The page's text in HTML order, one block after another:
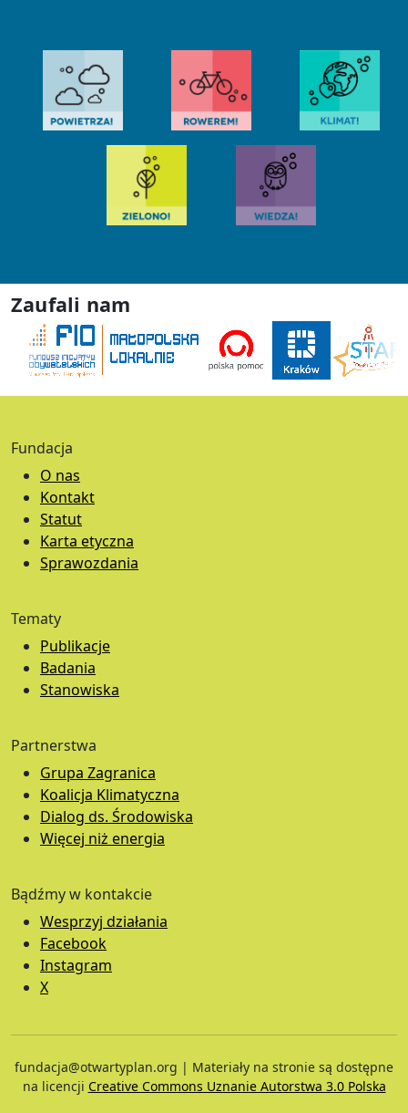
Zaufali nam
Fundacja
O nas
Kontakt
Statut
Karta etyczna
Sprawozdania
Tematy
Publikacje
Badania
Stanowiska
Partnerstwa
Grupa Zagranica
Koalicja Klimatyczna
Dialog ds. Środowiska
Więcej niż energia
Bądźmy w kontakcie
Wesprzyj działania
Facebook
Instagram
X
fundacja@otwartyplan.org | Materiały na stronie są dostępne
na licencji Creative Commons Uznanie Autorstwa 3.0 Polska